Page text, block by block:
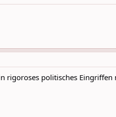
rigoroses politisches Eingriffen